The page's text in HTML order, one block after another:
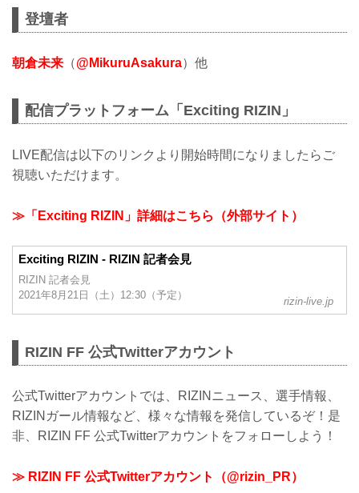
登壇者
朝倉未来 （@MikuruAsakura）他
配信プラットフォーム「Exciting RIZIN」
LIVE配信は以下のリンクより開始時間になりましたらご
視聴いただけます。
≫「Exciting RIZIN」詳細はこちら（外部サイト）
Exciting RIZIN - RIZIN 記者会見
RIZIN 記者会見
2021年8月21日（土）12:30（予定）
rizin-live.jp
RIZIN FF 公式Twitterアカウント
公式Twitterアカウントでは、RIZINニュース、選手情報、
RIZINガール情報など、様々な情報を発信しているぞ！是
非、RIZIN FF 公式Twitterアカウントをフォローしよう！
≫ RIZIN FF 公式Twitterアカウント（@rizin_PR）